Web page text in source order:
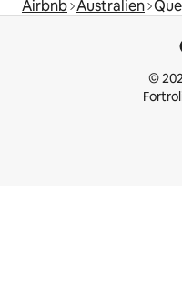
Airbnb Australien
©